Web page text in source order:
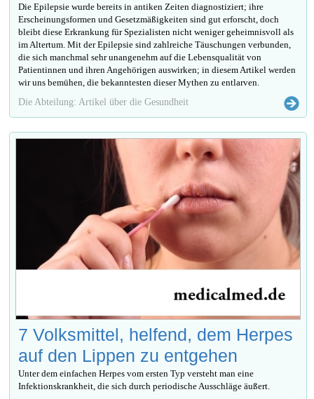
Die Epilepsie wurde bereits in antiken Zeiten diagnostiziert; ihre
Erscheinungsformen und Gesetzmäßigkeiten sind gut erforscht, doch
bleibt diese Erkrankung für Spezialisten nicht weniger geheimnisvoll als
im Altertum. Mit der Epilepsie sind zahlreiche Täuschungen verbunden,
die sich manchmal sehr unangenehm auf die Lebensqualität von
Patientinnen und ihren Angehörigen auswirken; in diesem Artikel werden
wir uns bemühen, die bekanntesten dieser Mythen zu entlarven.
Die Abteilung: Artikel über die Gesundheit
7 Volksmittel, helfend, dem Herpes
auf den Lippen zu entgehen
Unter dem einfachen Herpes vom ersten Typ versteht man eine
Infektionskrankheit, die sich durch periodische Ausschläge äußert.